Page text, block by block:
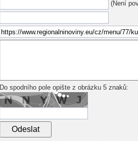
(Není
Do spodního pole opište z obrázku 5 znaků: